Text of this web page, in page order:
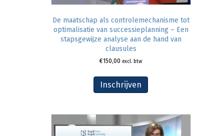
De maatschap als controlemechanisme tot
optimalisatie van successieplanning – Een
stapsgewijze analyse aan de hand van
clausules
€150,00 excl. btw
Inschrijven